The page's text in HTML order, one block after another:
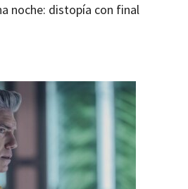
noche: distopía con final